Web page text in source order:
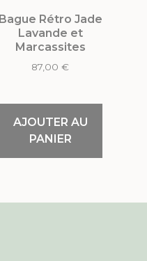
Bague Rétro Jade
Lavande et
Marcassites
87,00 €
AJOUTER AU
PANIER